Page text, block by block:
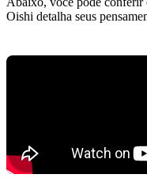
Oishi detalha seus